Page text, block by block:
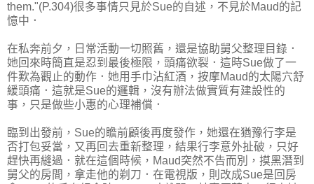
them."(P.304)很多事情只見於Sue的自述，不見於Maud的記
憶中．
在私奔前夕，日常活動一切照舊，還是協助舅父整理目錄．
她回來時簡直是忍到最後極限，頭痛欲裂．這時Sue做了一
件歎為觀止的動作．她用手巾沾紅酒，按摩Maud的太陽穴舒
緩頭痛．這就是Sue的邏輯，沒有辦法做實質有建設性的
事，只是做些小惠的心理補償．
臨到出發前，Sue的瞻前顧後再度發作，她還在猶豫行李是
否打包妥當，又再回去重新整理，結果行李意外扯破，只好
趕快再縫過．就在這個時候，Maud突然不告而別，摸黑潛到
舅父的房間，拿走他的剃刀．在電視版，則改成Sue是回房